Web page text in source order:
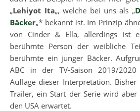
„Lehiyot Ita„, welche bei uns als „
Bäcker„* bekannt ist. Im Prinzip
von Cinder & Ella, allerdings ist
berühmte Person der weibliche
berühmte ein junger Bäcker.
ABC in der TV-Saison 2019/2020
Auflage dieser Interpretation.
Trailer, ein Start der Serie wird
den USA erwartet.